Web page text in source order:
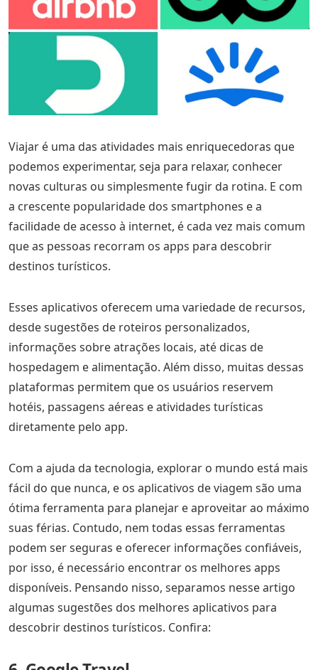
Viajar é uma das atividades mais enriquecedoras que
podemos experimentar, seja para relaxar, conhecer
novas culturas ou simplesmente fugir da rotina. E com
a crescente popularidade dos smartphones e a
facilidade de acesso à internet, é cada vez mais comum
que as pessoas recorram os apps para descobrir
destinos turísticos.
Esses aplicativos oferecem uma variedade de recursos,
desde sugestões de roteiros personalizados,
informações sobre atrações locais, até dicas de
hospedagem e alimentação. Além disso, muitas dessas
plataformas permitem que os usuários reservem
hotéis, passagens aéreas e atividades turísticas
diretamente pelo app.
Com a ajuda da tecnologia, explorar o mundo está mais
fácil do que nunca, e os aplicativos de viagem são uma
ótima ferramenta para planejar e aproveitar ao máximo
suas férias. Contudo, nem todas essas ferramentas
podem ser seguras e oferecer informações confiáveis,
por isso, é necessário encontrar os melhores apps
disponíveis. Pensando nisso, separamos nesse artigo
algumas sugestões dos melhores aplicativos para
descobrir destinos turísticos. Confira: